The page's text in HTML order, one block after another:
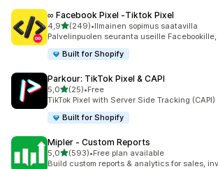
∞ Facebook Pixel ‑Tiktok Pixel
4,9/ 5 tähteä
(249)
249 arvostelua yhteensä
•Ilmainen sopimus saatavilla
Palvelinpuolen seuranta useille Facebookille,
Built for Shopify
Parkour: TikTok Pixel & CAPI
5,0/ 5 tähteä
(25)
25 arvostelua yhteensä
•Free
TikTok Pixel with Server Side Tracking (CAPI)
Built for Shopify
Mipler ‑ Custom Reports
5,0/ 5 tähteä
(593)
593 arvostelua yhteensä
•Free plan available
Build custom reports & analytics for sales,